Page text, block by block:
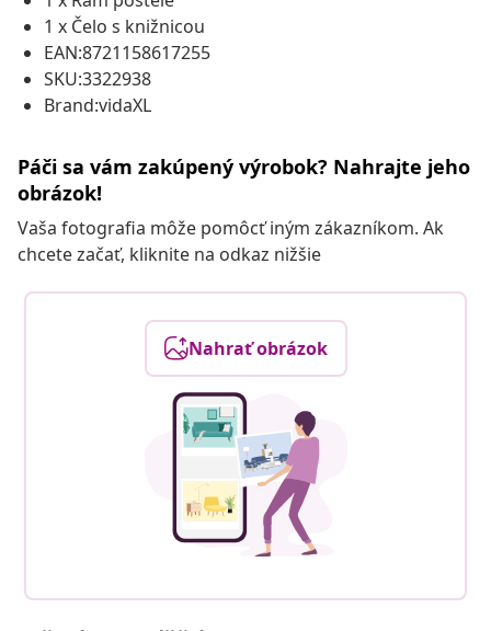
1 x Čelo s knižnicou
EAN:8721158617255
SKU:3322938
Brand:vidaXL
Páči sa vám zakúpený výrobok? Nahrajte jeho
obrázok!
Vaša fotografia môže pomôcť iným zákazníkom. Ak
chcete začať, kliknite na odkaz nižšie
Nahrať obrázok